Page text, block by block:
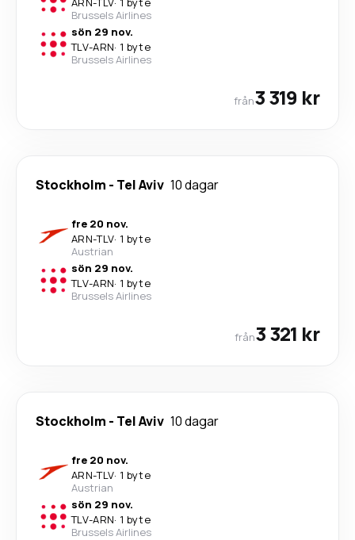
Brussels Airlines
sön 29 nov.
TLV-ARN· 1 byte
Brussels Airlines
från3 319 kr
Stockholm - Tel Aviv 10 dagar
fre 20 nov.
ARN-TLV· 1 byte
Austrian
sön 29 nov.
TLV-ARN· 1 byte
Brussels Airlines
från3 321 kr
Stockholm - Tel Aviv 10 dagar
fre 20 nov.
ARN-TLV· 1 byte
Austrian
sön 29 nov.
TLV-ARN· 1 byte
Brussels Airlines